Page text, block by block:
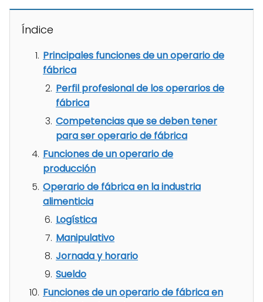
Índice
Principales funciones de un operario de
fábrica
Perfil profesional de los operarios de
fábrica
Competencias que se deben tener
para ser operario de fábrica
Funciones de un operario de
producción
Operario de fábrica en la industria
alimenticia
Logística
Manipulativo
Jornada y horario
Sueldo
Funciones de un operario de fábrica en